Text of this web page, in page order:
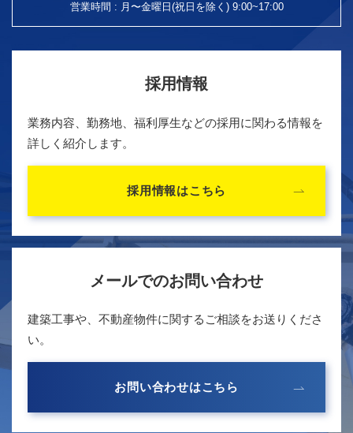
営業時間 : 月〜金曜日(祝日を除く) 9:00~17:00
採用情報
業務内容、勤務地、福利厚生などの採用に関わる情報を
詳しく紹介します。
採用情報はこちら
メールでのお問い合わせ
建築工事や、不動産物件に関するご相談をお送りくださ
い。
お問い合わせはこちら